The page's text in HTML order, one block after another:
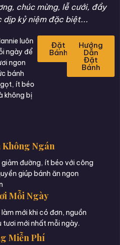
chúc mừng, lễ cưới, đầy
dịp kỷ niệm đặc biệt...
luôn
ngày để
ngon
bánh
ít béo
không bị
Đặt
Bánh
Hướng
Dẫn
Đặt
Bánh
Không Ngán
đường, ít béo với công
giúp bánh ăn ngon
Mỗi Ngày
mới khi có đơn, nguồn
tươi mới nhất mỗi ngày.
Miễn Phí